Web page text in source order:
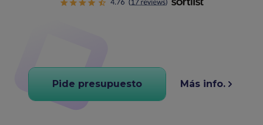
Pide presupuesto Más info.